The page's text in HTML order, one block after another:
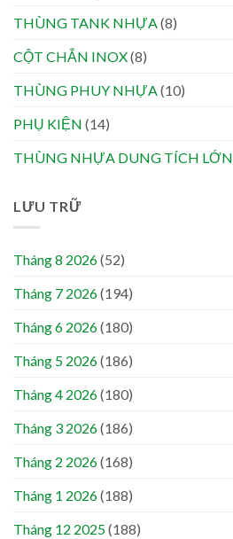
THÙNG TANK NHỰA (8)
CỘT CHẮN INOX(8)
THÙNG PHUY NHỰA (10)
PHỤ KIỆN (14)
THÙNG NHỰA DUNG TÍCH LỚN
LƯU TRỮ
Tháng 8 2026(52)
Tháng 7 2026(194)
Tháng 6 2026(180)
Tháng 5 2026(186)
Tháng 4 2026(180)
Tháng 3 2026(186)
Tháng 2 2026(168)
Tháng 1 2026(188)
Tháng 12 2025(188)